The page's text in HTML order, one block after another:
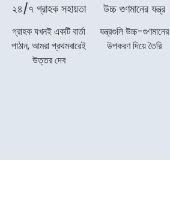
২৪/৭ গ্রাহক সহায়তা
গ্রাহক যখনই একটি বার্তা
পাঠান, আমরা প্রথমবারেই
উত্তর দেব
উচ্চ গুণমানের যন্ত্র
যন্ত্রগুলি উচ্চ-গুণমানের
উপকরণ দিয়ে তৈরি